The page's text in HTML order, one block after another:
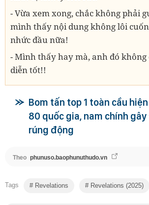
- Vừa xem xong, chắc không phải
mình thấy nội dung không lôi
nhức đầu nữa!
- Mình thấy hay mà, anh đó không
diễn tốt!!
Bom tấn top 1 toàn cầu
80 quốc gia, nam chính
rúng động
Theo phunuso.baophunuthudo.vn
Tags Revelations Revelations (2025)